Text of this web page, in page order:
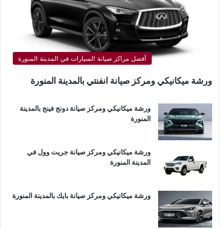
أفضل مراكز صيانة السيارات في المدينة المنورة
ورشة ميكانيكي ومركز صيانة انفنتي بالمدينة المنورة
ورشة ميكانيكي ومركز صيانة دونج فينج بالمدينة
المنورة
ورشة ميكانيكي ومركز صيانة جريت وول في
المدينة المنورة
ورشة ميكانيكي ومركز صيانة بايك بالمدينة المنورة